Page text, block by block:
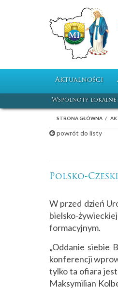
Aktualności
Wspólnoty lokalne:
STRONA GŁÓWNA
powrót do listy
Polsko-
W przed dzień
bielsko-
formacyjnym.
„Oddanie siebie
konferencji
tylko ta ofiara jest
Maksymilian